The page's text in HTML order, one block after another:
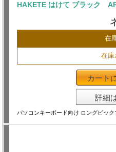
HAKETE はけて ブラック
在
在庫
カート
詳細
パソコンキーボード向け ロングビック